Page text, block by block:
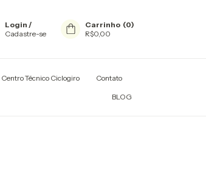
Login /
Cadastre-se
Carrinho (0)
R$0,00
Centro Técnico Ciclogiro Contato
BLOG